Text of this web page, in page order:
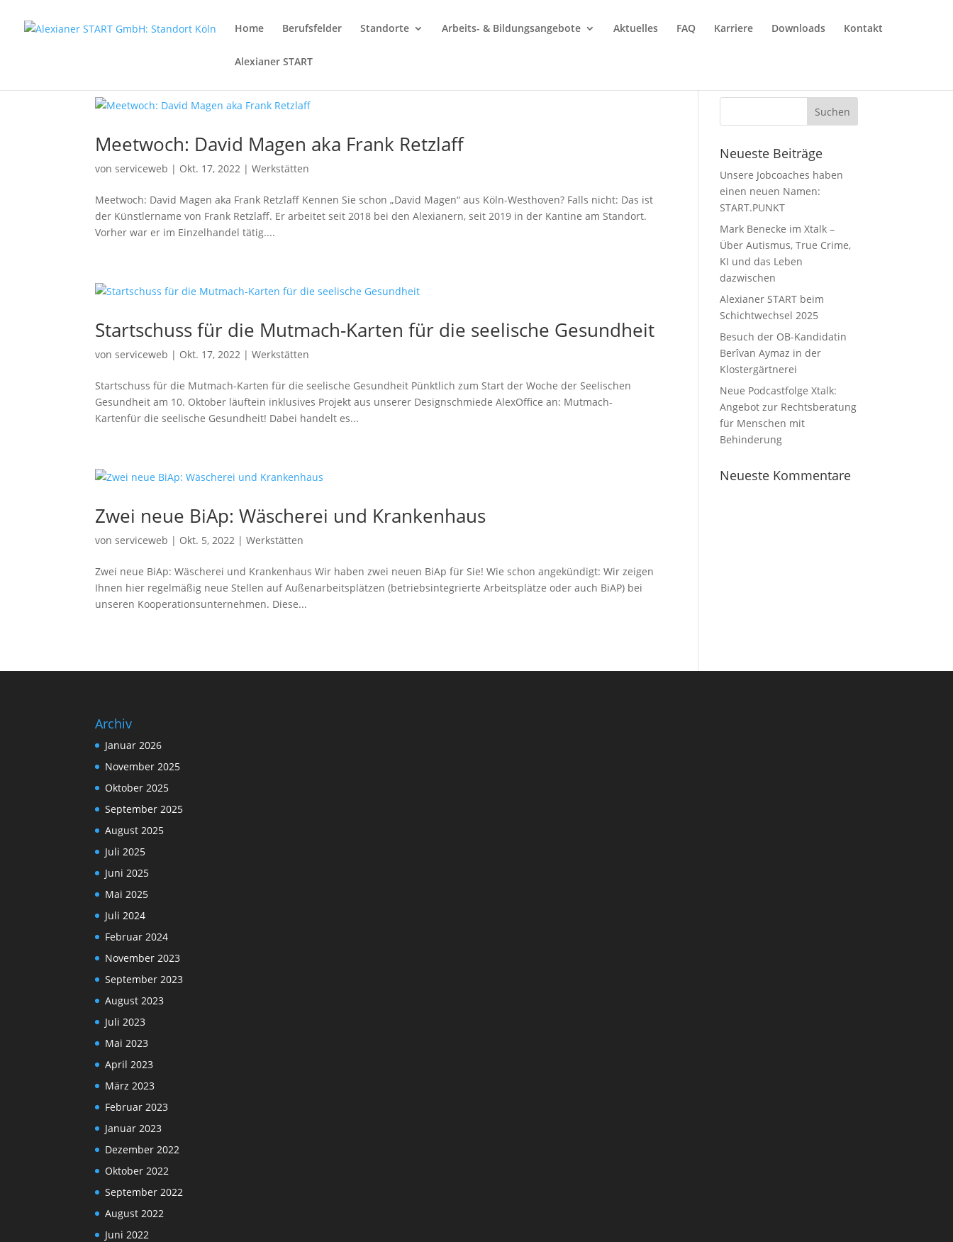
Home Berufsfelder Standorte Arbeits- & Bildungsangebote Aktuelles FAQ Karriere Downloads Kontakt
Alexianer START
Meetwoch: David Magen aka Frank Retzlaff
vonserviceweb | Okt. 17, 2022 |Werkstätten
Meetwoch: David Magen aka Frank Retzlaff Kennen Sie schon „David Magen“ aus Köln-Westhoven? Falls nicht: Das ist
der Künstlername von Frank Retzlaff. Er arbeitet seit 2018 bei den Alexianern, seit 2019 in der Kantine am Standort.
Vorher war er im Einzelhandel tätig....
Startschuss für die Mutmach-Karten für die seelische Gesundheit
vonserviceweb | Okt. 17, 2022 |Werkstätten
Startschuss für die Mutmach-Karten für die seelische Gesundheit Pünktlich zum Start der Woche der Seelischen
Gesundheit am 10. Oktober läuftein inklusives Projekt aus unserer Designschmiede AlexOffice an: Mutmach-
Kartenfür die seelische Gesundheit! Dabei handelt es...
Zwei neue BiAp: Wäscherei und Krankenhaus
vonserviceweb | Okt. 5, 2022 |Werkstätten
Zwei neue BiAp: Wäscherei und Krankenhaus Wir haben zwei neuen BiAp für Sie! Wie schon angekündigt: Wir zeigen
Ihnen hier regelmäßig neue Stellen auf Außenarbeitsplätzen (betriebsintegrierte Arbeitsplätze oder auch BiAP) bei
unseren Kooperationsunternehmen. Diese...
Neueste Beiträge
Unsere Jobcoaches haben
einen neuen Namen:
START.PUNKT
Mark Benecke im Xtalk –
Über Autismus, True Crime,
KI und das Leben
dazwischen
Alexianer START beim
Schichtwechsel 2025
Besuch der OB-Kandidatin
Berîvan Aymaz in der
Klostergärtnerei
Neue Podcastfolge Xtalk:
Angebot zur Rechtsberatung
für Menschen mit
Behinderung
Neueste Kommentare
Archiv
Januar 2026
November 2025
Oktober 2025
September 2025
August 2025
Juli 2025
Juni 2025
Mai 2025
Juli 2024
Februar 2024
November 2023
September 2023
August 2023
Juli 2023
Mai 2023
April 2023
März 2023
Februar 2023
Januar 2023
Dezember 2022
Oktober 2022
September 2022
August 2022
Juni 2022